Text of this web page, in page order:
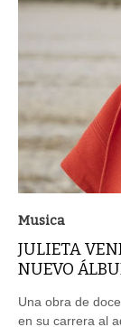
Musica
JULIETA
NUEVO
Una obra de
en su carrera al